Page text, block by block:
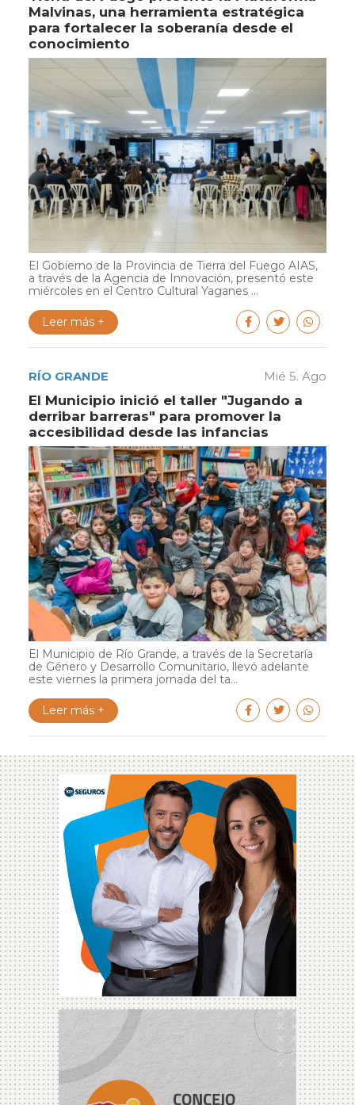
Malvinas, una herramienta estratégica
para fortalecer la soberanía desde el
conocimiento
El Gobierno de la Provincia de Tierra del Fuego AIAS,
a través de la Agencia de Innovación, presentó este
miércoles en el Centro Cultural Yaganes ...
Leer más +
RÍO GRANDE Mié 5. Ago
El Municipio inició el taller "Jugando a
derribar barreras" para promover la
accesibilidad desde las infancias
El Municipio de Río Grande, a través de la Secretaría
de Género y Desarrollo Comunitario, llevó adelante
este viernes la primera jornada del ta...
Leer más +